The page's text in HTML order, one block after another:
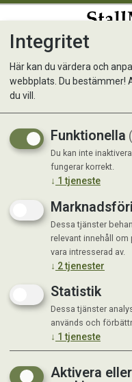
Hästgodis
Integritet
Här kan du värdera och
webbplats. Du bestämmer!
du vill.
Funktionella
Du kan inte
fungerar korrekt.
↓ 1 tjeneste
Dessa tjänster
relevant innehåll om
vara intresserad av.
↓ 2tjenester
Statistik
Dessa tjänster
används och
↓ 1 tjeneste
Aktivera